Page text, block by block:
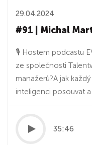
29.04.2024
#91 | Michal
🎙 Hostem podcastu
ze společnosti
manažerů?A jak
inteligenci posouvat
35:46